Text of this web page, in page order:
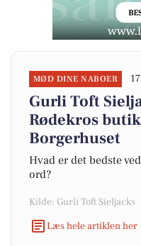
MØD DINE NABOER
Gurli Toft
Rødekros
Borgerhuset
Hvad er det bedste
ord?
Kilde: Gurli Toft Sieljacks
Læs hele artiklen her